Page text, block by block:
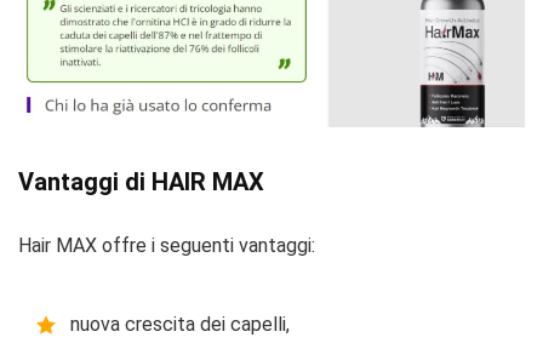
Vantaggi di HAIR MAX
Hair MAX offre i seguenti vantaggi:
nuova crescita dei capelli,